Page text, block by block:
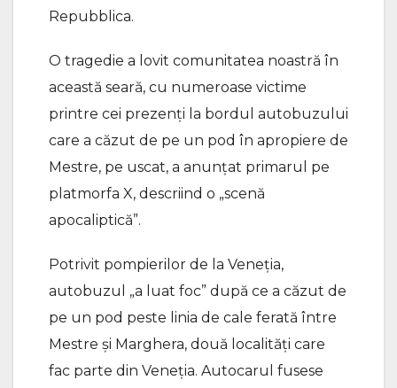
Repubblica.
O tragedie a lovit comunitatea noastră în
această seară, cu numeroase victime
printre cei prezenţi la bordul autobuzului
care a căzut de pe un pod în apropiere de
Mestre, pe uscat, a anunţat primarul pe
platmorfa X, descriind o „scenă
apocaliptică”.
Potrivit pompierilor de la Veneţia,
autobuzul „a luat foc” după ce a căzut de
pe un pod peste linia de cale ferată între
Mestre şi Marghera, două localităţi care
fac parte din Veneţia. Autocarul fusese